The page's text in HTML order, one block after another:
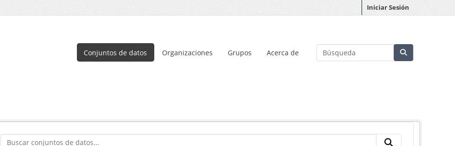
Iniciar Sesión
Conjuntos de datos Organizaciones Grupos Acerca de